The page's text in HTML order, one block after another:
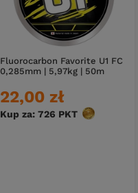
Fluorocarbon Favorite U1 FC
0,285mm | 5,97kg | 50m
22,00 zł
Kup za: 726 PKT punktów